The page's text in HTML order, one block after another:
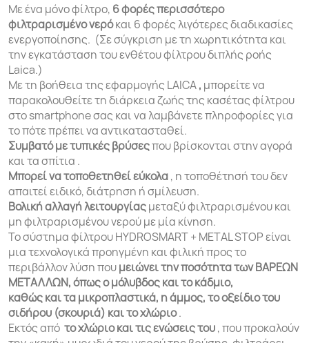
Με ένα μόνο φίλτρο, 6 φορές περισσότερο
φιλτραρισμένο νερόκαι 6 φορές λιγότερες διαδικασίες
ενεργοποίησης. (Σε σύγκριση με τη χωρητικότητα και
την εγκατάσταση του ενθέτου φίλτρου διπλής ροής
Laica.)
Με τη βοήθεια της εφαρμογής LAICA, μπορείτε να
παρακολουθείτε τη διάρκεια ζωής της κασέτας φίλτρου
στο smartphone σας και να λαμβάνετε πληροφορίες για
το πότε πρέπει να αντικατασταθεί.
Συμβατόμε τυπικές βρύσεςπου βρίσκονται στην αγορά
και τα σπίτια .
Μπορεί να τοποθετηθεί εύκολα, η τοποθέτησή του δεν
απαιτεί ειδικό, διάτρηση ή σμίλευση.
Βολική αλλαγή λειτουργίαςμεταξύ φιλτραρισμένου και
μη φιλτραρισμένου νερού με μία κίνηση.
Το σύστημα φίλτρου HYDROSMART + METAL STOP είναι
μια τεχνολογικά προηγμένη και φιλική προς το
περιβάλλον λύση πουμειώνει την ποσότητα των ΒΑΡΕΩΝ
ΜΕΤΑΛΛΩΝ, όπως ο μόλυβδος και το κάδμιο,
καθώςκαι τα μικροπλαστικά, η άμμος, το οξείδιο του
σιδήρου (σκουριά) και το χλώριο.
Εκτός από το χλώριο και τις ενώσεις του, που προκαλούν